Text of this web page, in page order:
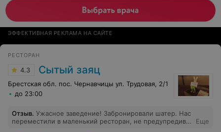
ЭФФЕКТИВНАЯ РЕКЛАМА НА САЙТЕ
РЕСТОРАН
4.3 Сытый заяц
Брестская обл. пос. Чернавчицы ул. Трудовая, 2/1
до 23:00
Отзыв. Ужасное заведение! Забронировали шатер. Нас
переместили в маленький ресторан, не предупредив!
Еще